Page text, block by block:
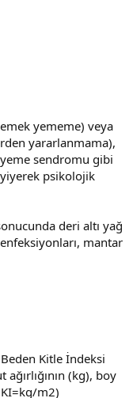
yememe) veya
yararlanmama),
yeme sendromu gibi
psikolojik
deri altı yağ
mantar
Kitle İndeksi
(kg), boy
m2)